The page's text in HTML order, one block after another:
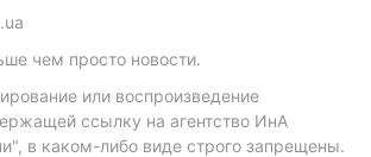
чем просто новости.
или воспроизведение
ссылку на агентство ИнА
в каком-либо виде строго запрещены.